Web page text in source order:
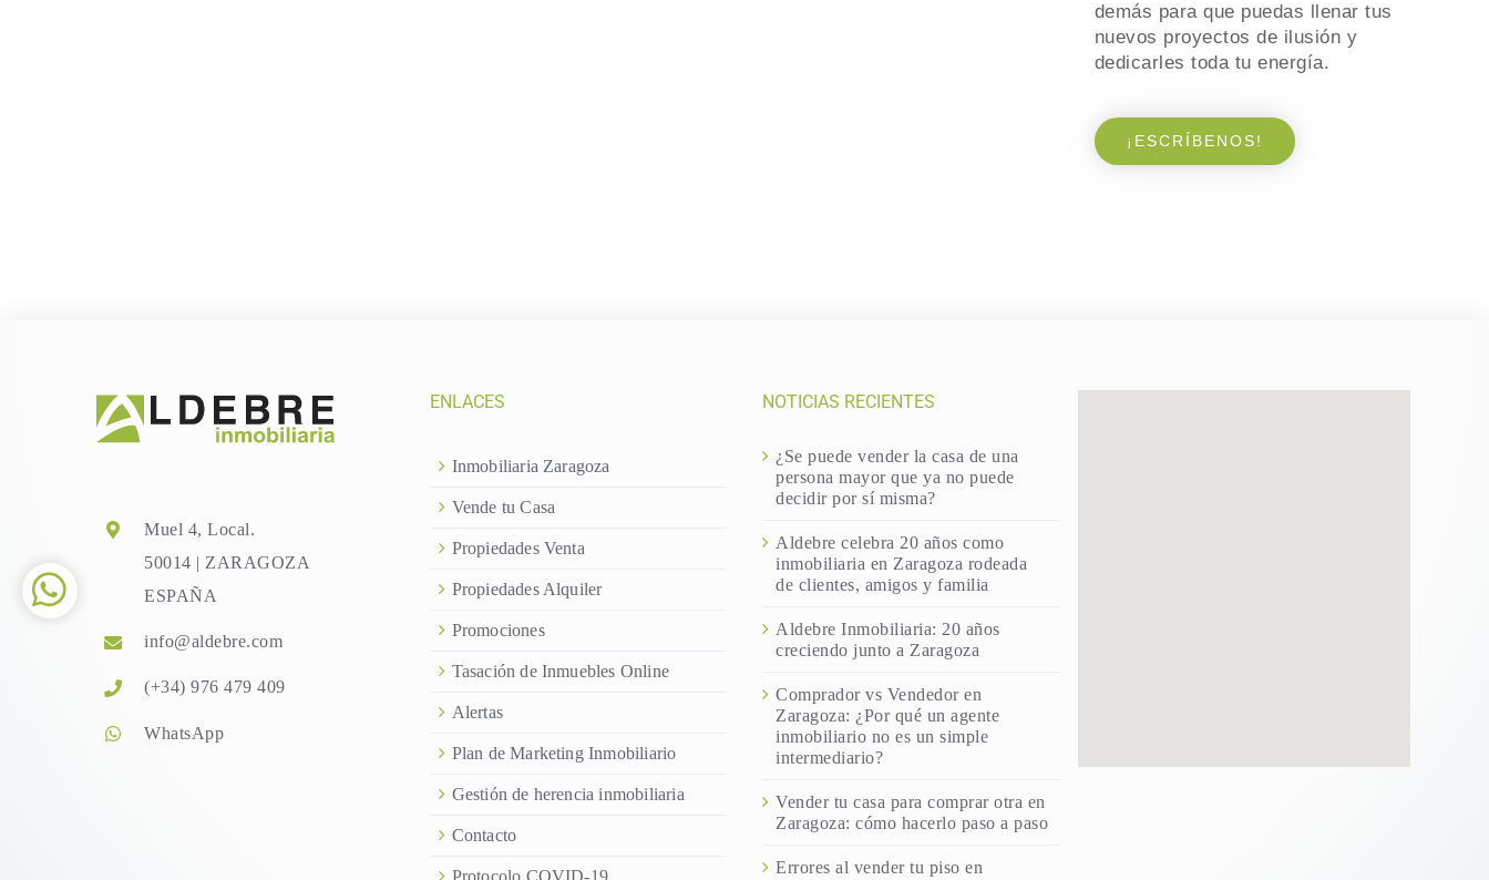
demás para que puedas llenar tus
nuevos proyectos de ilusión y
dedicarles toda tu energía.
¡ESCRÍBENOS!
Muel 4, Local.
50014 | ZARAGOZA
ESPAÑA
info@aldebre.com
(+34) 976 479 409
WhatsApp
ENLACES
Inmobiliaria Zaragoza
Vende tu Casa
Propiedades Venta
Propiedades Alquiler
Promociones
Tasación de Inmuebles Online
Alertas
Plan de Marketing Inmobiliario
Gestión de herencia inmobiliaria
Contacto
Protocolo COVID-19
NOTICIAS RECIENTES
¿Se puede vender la casa de una
persona mayor que ya no puede
decidir por sí misma?
Aldebre celebra 20 años como
inmobiliaria en Zaragoza rodeada
de clientes, amigos y familia
Aldebre Inmobiliaria: 20 años
creciendo junto a Zaragoza
Comprador vs Vendedor en
Zaragoza: ¿Por qué un agente
inmobiliario no es un simple
intermediario?
Vender tu casa para comprar otra en
Zaragoza: cómo hacerlo paso a paso
Errores al vender tu piso en